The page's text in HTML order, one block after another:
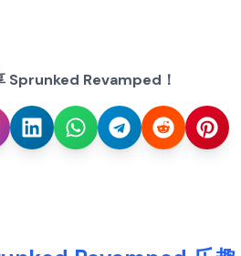
Sprunked Revamped！